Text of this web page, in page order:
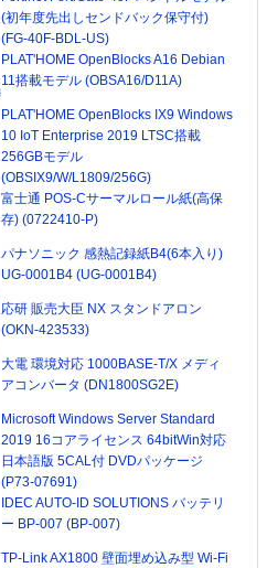
(初年度先出しセンドバック保守付)
(FG-40F-BDL-US)
PLAT'HOME OpenBlocks A16 Debian
11搭載モデル (OBSA16/D11A)
PLAT'HOME OpenBlocks IX9 Windows
10 IoT Enterprise 2019 LTSC搭載
256GBモデル
(OBSIX9/W/L1809/256G)
富士通 POS-Cサーマルロール紙(高保
存) (0722410-P)
パナソニック 感熱記録紙B4(6本入り)
UG-0001B4 (UG-0001B4)
応研 販売大臣 NX スタンドアロン
(OKN-423533)
大電 環境対応 1000BASE-T/X メディ
アコンバータ (DN1800SG2E)
Microsoft Windows Server Standard
2019 16コアライセンス 64bitWin対応
日本語版 5CAL付 DVDパッケージ
(P73-07691)
IDEC AUTO-ID SOLUTIONS バッテリ
ー BP-007 (BP-007)
TP-Link AX1800 壁面埋め込み型 Wi-Fi